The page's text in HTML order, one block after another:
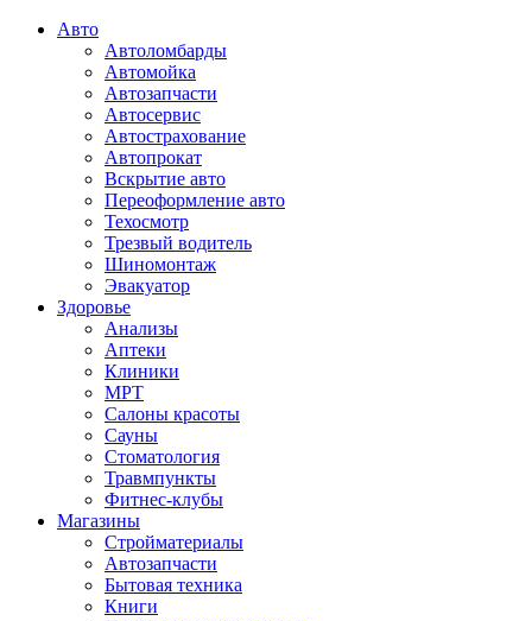
Авто
Автоломбарды
Автомойка
Автозапчасти
Автосервис
Автострахование
Автопрокат
Вскрытие авто
Переоформление авто
Техосмотр
Трезвый водитель
Шиномонтаж
Эвакуатор
Здоровье
Анализы
Аптеки
Клиники
МРТ
Салоны красоты
Сауны
Стоматология
Травмпункты
Фитнес-клубы
Магазины
Стройматериалы
Автозапчасти
Бытовая техника
Книги